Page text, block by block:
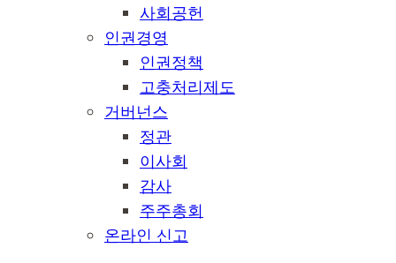
사회공헌
인권경영
인권정책
고충처리제도
거버넌스
정관
이사회
감사
주주총회
온라인 신고